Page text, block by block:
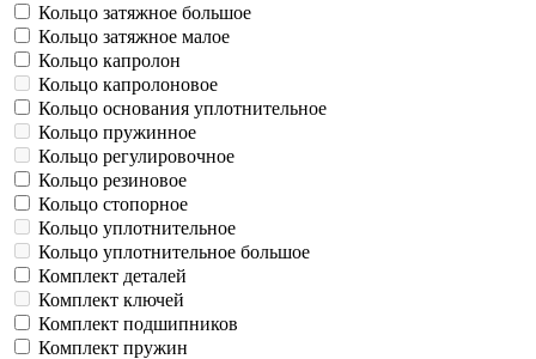
Кольцо затяжное большое
Кольцо затяжное малое
Кольцо капролон
Кольцо капролоновое
Кольцо основания уплотнительное
Кольцо пружинное
Кольцо регулировочное
Кольцо резиновое
Кольцо стопорное
Кольцо уплотнительное
Кольцо уплотнительное большое
Комплект деталей
Комплект ключей
Комплект подшипников
Комплект пружин